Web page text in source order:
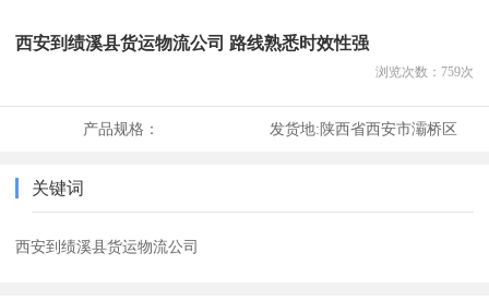
西安到绩溪县货运物流公司 路线熟悉时效性强
浏览次数： 759次
产品规格： 发货地:陕西省西安市灞桥区
关键词
西安到绩溪县货运物流公司